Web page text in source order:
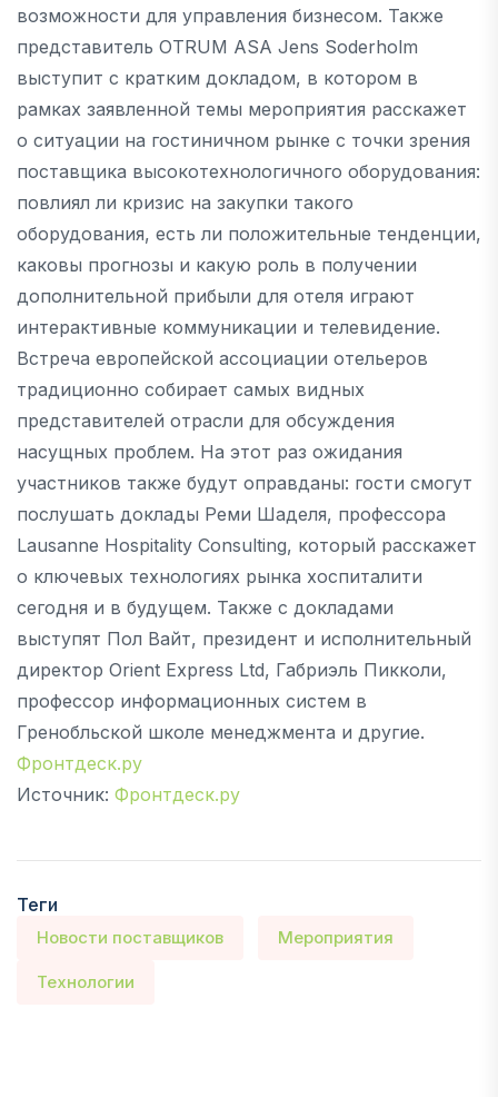
возможности для управления бизнесом. Также
представитель OTRUM ASA Jens Soderholm
выступит с кратким докладом, в котором в
рамках заявленной темы мероприятия расскажет
о ситуации на гостиничном рынке с точки зрения
поставщика высокотехнологичного оборудования:
повлиял ли кризис на закупки такого
оборудования, есть ли положительные тенденции,
каковы прогнозы и какую роль в получении
дополнительной прибыли для отеля играют
интерактивные коммуникации и телевидение.
Встреча европейской ассоциации отельеров
традиционно собирает самых видных
представителей отрасли для обсуждения
насущных проблем. На этот раз ожидания
участников также будут оправданы: гости смогут
послушать доклады Реми Шаделя, профессора
Lausanne Hospitality Consulting, который расскажет
о ключевых технологиях рынка хоспиталити
сегодня и в будущем. Также с докладами
выступят Пол Вайт, президент и исполнительный
директор Orient Express Ltd, Габриэль Пикколи,
профессор информационных систем в
Гренобльской школе менеджмента и другие.
Фронтдеск.ру
Источник: Фронтдеск.ру
Теги
Новости поставщиков Мероприятия
Технологии